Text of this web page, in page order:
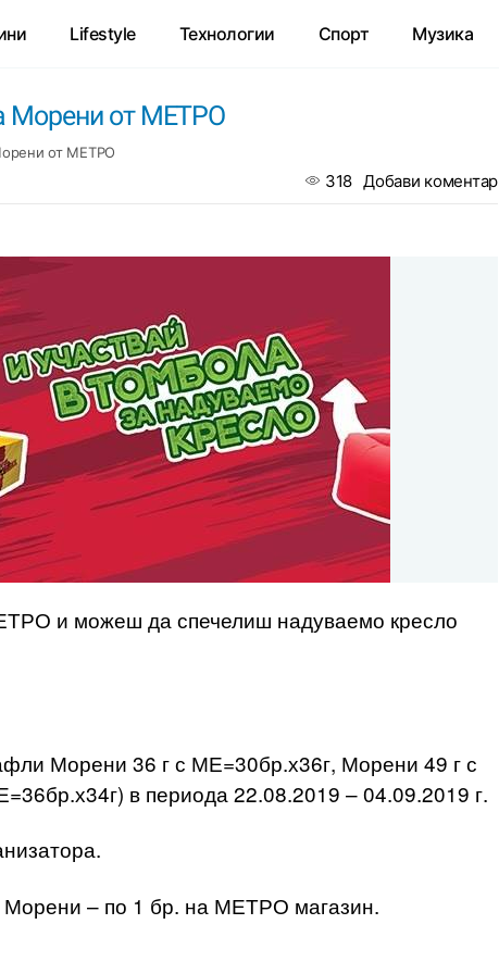
Lifestyle Технологии Спорт Музика
Морени от МЕТРО
от МЕТРО
318 Добави коментар
и можеш да спечелиш надуваемо кресло
Морени 36 г с МЕ=30бр.х36г, Морени 49 г с
в периода 22.08.2019 – 04.09.2019 г.
Морени – по 1 бр. на МЕТРО магазин.